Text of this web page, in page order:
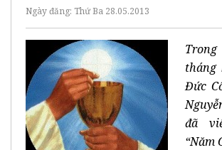
Ngày đăng: Thứ Ba 28.05.2013
tháng
Đức
đã
“Năm